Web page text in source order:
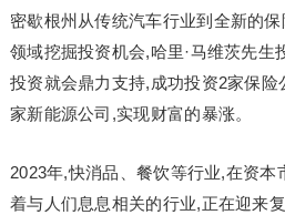
密歇根州从传统汽车行业到全新的
领域挖掘投资机会,哈里·马维茨先生
投资就会鼎力支持,成功投资2家保
家新能源公司,实现财富的暴涨。
2023年,快消品、餐饮等行业,在资
着与人们息息相关的行业,正在迎来